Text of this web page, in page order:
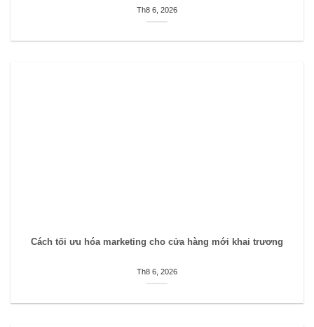
Th8 6, 2026
Cách tối ưu hóa marketing cho cửa hàng mới khai trương
Th8 6, 2026